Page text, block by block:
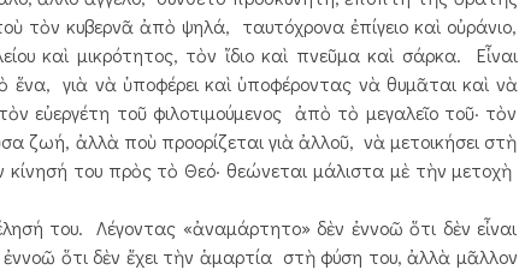
τὸν κυβερνᾶ ἀπὸ ψηλά, ταυτόχρονα ἐπίγειο καὶ οὐράνιο,
καὶ μικρότητος, τὸν ἴδιο καὶ πνεῦμα καὶ σάρκα. Εἶναι
ἕνα, γιὰ νὰ ὑποφέρει καὶ ὑποφέροντας νὰ θυμᾶται καὶ νὰ
εὐεργέτη τοῦ φιλοτιμούμενος ἀπὸ τὸ μεγαλεῖο τοῦ· τὸν
ζωή, ἀλλὰ ποὺ προορίζεται γιὰ ἀλλοῦ, νὰ μετοικήσει στὴ
κίνησή του πρὸς τὸ Θεό· θεώνεται μάλιστα μὲ τὴν μετοχὴ
του. Λέγοντας «ἀναμάρτητο» δὲν ἐννοῶ ὅτι δὲν εἶναι
ὅτι δὲν ἔχει τὴν ἁμαρτία στὴ φύση του, ἀλλὰ μᾶλλον